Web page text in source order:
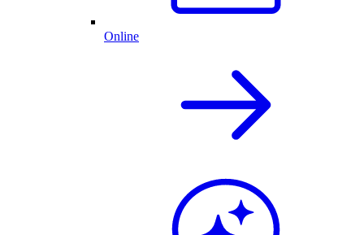
Online